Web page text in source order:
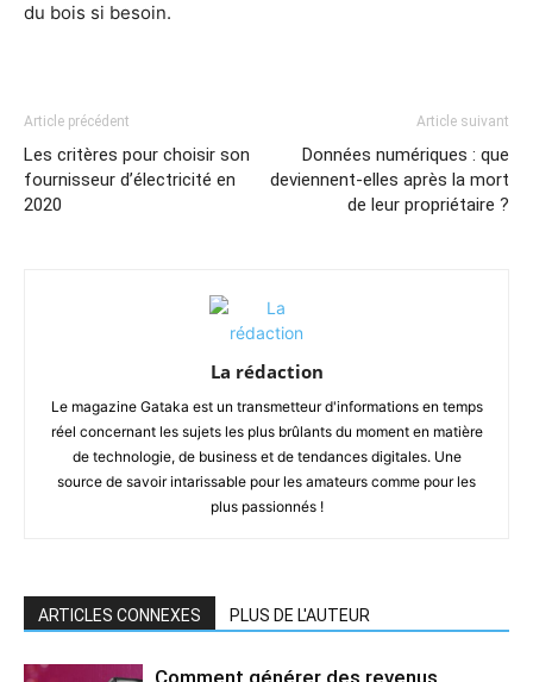
du bois si besoin.
Article précédent
Les critères pour choisir son
fournisseur d’électricité en
2020
Article suivant
Données numériques : que
deviennent-elles après la mort
de leur propriétaire ?
La rédaction
Le magazine Gataka est un transmetteur d'informations en temps
réel concernant les sujets les plus brûlants du moment en matière
de technologie, de business et de tendances digitales. Une
source de savoir intarissable pour les amateurs comme pour les
plus passionnés !
ARTICLES CONNEXES PLUS DE L'AUTEUR